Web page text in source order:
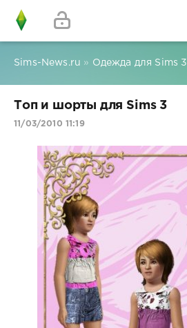
Sims-News.ru » Одежда для Sims 3
Топ и шорты для Sims 3
11/03/2010 11:19